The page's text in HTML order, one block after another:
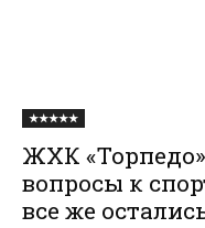
★★★★★
ЖХК «Торпедо»
вопросы к
все же